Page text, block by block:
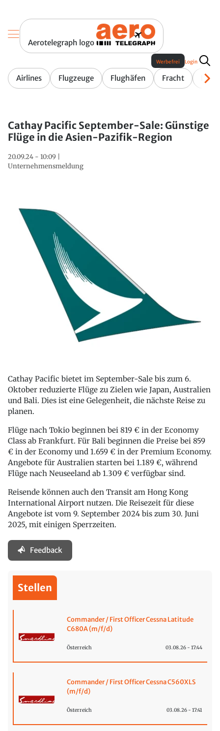
Aerotelegraph logo
Airlines Flugzeuge Flughäfen Fracht
Werbefrei Login
Cathay Pacific September-Sale: Günstige
Flüge in die Asien-Pazifik-Region
20.09.24 - 10:09 |
Unternehmensmeldung
Cathay Pacific bietet im September-Sale bis zum 6.
Oktober reduzierte Flüge zu Zielen wie Japan, Australien
und Bali. Dies ist eine Gelegenheit, die nächste Reise zu
planen.
Flüge nach Tokio beginnen bei 819 € in der Economy
Class ab Frankfurt. Für Bali beginnen die Preise bei 859
€ in der Economy und 1.659 € in der Premium Economy.
Angebote für Australien starten bei 1.189 €, während
Flüge nach Neuseeland ab 1.309 € verfügbar sind.
Reisende können auch den Transit am Hong Kong
International Airport nutzen. Die Reisezeit für diese
Angebote ist vom 9. September 2024 bis zum 30. Juni
2025, mit einigen Sperrzeiten.
Feedback
Stellen
Commander / First Officer Cessna Latitude
C680A (m/f/d)
Österreich 03.08.26 - 17:44
Commander / First Officer Cessna C560XLS
(m/f/d)
Österreich 03.08.26 - 17:41